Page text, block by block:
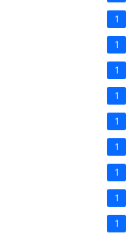
1
1
1
1
1
1
1
1
1